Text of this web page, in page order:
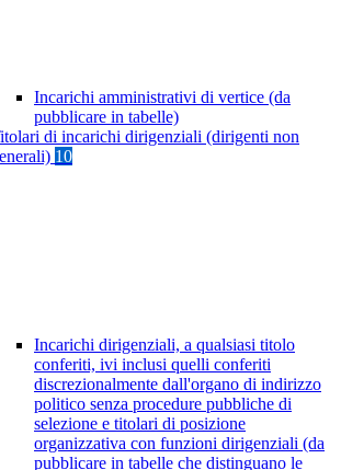
Incarichi amministrativi di vertice (da
pubblicare in tabelle)
di incarichi dirigenziali (dirigenti non
10
Incarichi dirigenziali, a qualsiasi titolo
conferiti, ivi inclusi quelli conferiti
discrezionalmente dall'organo di indirizzo
politico senza procedure pubbliche di
selezione e titolari di posizione
organizzativa con funzioni dirigenziali (da
pubblicare in tabelle che distinguano le